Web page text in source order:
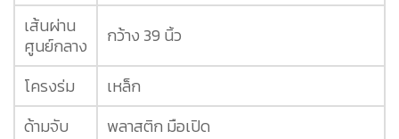
เส้นผ่าน
ศูนย์กลาง
กว้าง 39 นิ้ว
โครงร่ม
เหล็ก
ด้ามจับ
พลาสติก มือเปิด